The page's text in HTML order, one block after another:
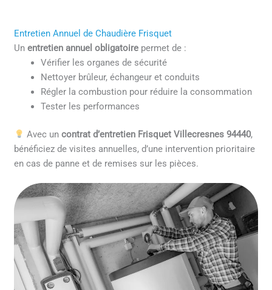
Entretien Annuel de Chaudière Frisquet
Unentretien annuel obligatoire permet de :
Vérifier les organes de sécurité
Nettoyer brûleur, échangeur et conduits
Régler la combustion pour réduire la consommation
Tester les performances
Avec un contrat d’entretien Frisquet Villecresnes 94440,
bénéficiez de visites annuelles, d’une intervention prioritaire
en cas de panne et de remises sur les pièces.